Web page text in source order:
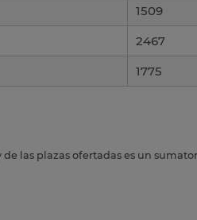
1509
2467
1775
las plazas ofertadas es un